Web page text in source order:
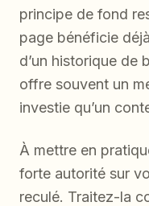
principe de fond
page bénéficie
d’un historique de
offre souvent un
investie qu’un
À mettre en
forte autorité sur
reculé. Traitez-la